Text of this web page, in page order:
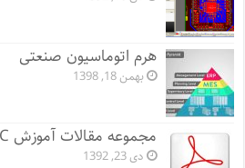
هرم اتوماسیون صنعتی
بهمن 18, 1398
مجموعه مقالات آموزش PLC
دی 23, 1392